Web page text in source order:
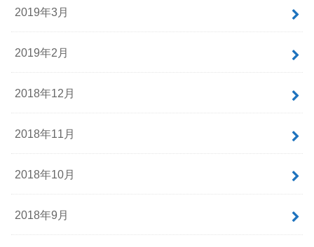
2019年3月
2019年2月
2018年12月
2018年11月
2018年10月
2018年9月